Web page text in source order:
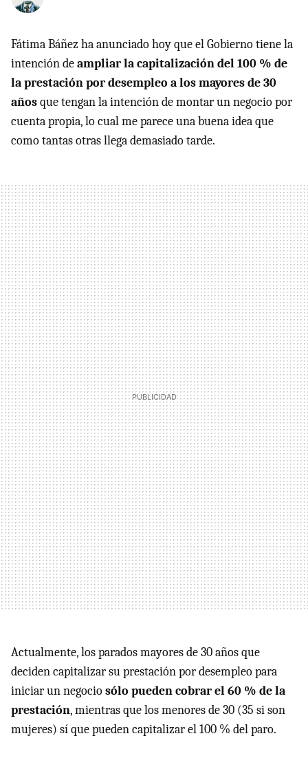
Fátima Báñez ha anunciado hoy que el Gobierno tiene la
intención deampliar la capitalización del 100 % de
la prestación por desempleo a los mayores de 30
añosque tengan la intención de montar un negocio por
cuenta propia, lo cual me parece una buena idea que
como tantas otras llega demasiado tarde.
Actualmente, los parados mayores de 30 años que
deciden capitalizar su prestación por desempleo para
iniciar un negociosólo pueden cobrar el 60 % de la
prestación, mientras que los menores de 30 (35 si son
mujeres) sí que pueden capitalizar el 100 % del paro.